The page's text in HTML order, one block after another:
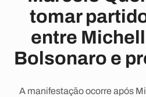
tomar
entre
Bolsonaro e
A manifestação ocorre após